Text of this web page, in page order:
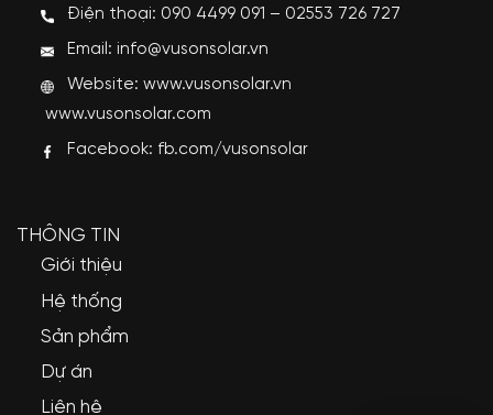
Điện thoại: 090 4499 091 – 02553 726 727
Email: info@vusonsolar.vn
Website:www.vusonsolar.vn
www.vusonsolar.com
Facebook: fb.com/vusonsolar
THÔNG TIN
Giới thiệu
Hệ thống
Sản phẩm
Dự án
Liên hệ